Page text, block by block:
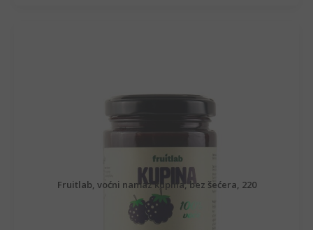
Fruitlab, voćni namaz kupina, bez šećera, 220